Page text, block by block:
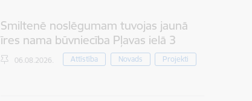
Smiltenē noslēgumam tuvojas jaunā
īres nama būvniecība Pļavas ielā 3
06.08.2026. Attīstība Novads Projekti